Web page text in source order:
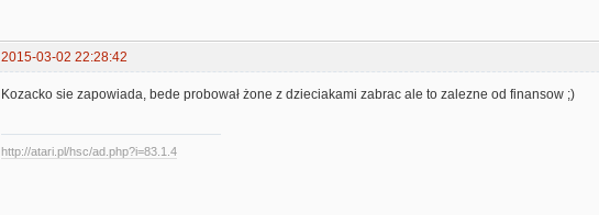
2015-03-02 22:28:42
Kozacko sie zapowiada, bede probował żone z dzieciakami zabrac ale to zalezne od finansow ;)
http://atari.pl/hsc/ad.php?i=83.1.4